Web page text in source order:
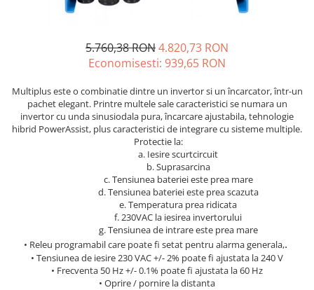
5.760,38 RON4.820,73 RON
Economisesti: 939,65 RON
Multiplus este o combinatie dintre un invertor si un încarcator, într-un
pachet elegant. Printre multele sale caracteristici se numara un
invertor cu unda sinusiodala pura, încarcare ajustabila, tehnologie
hibrid PowerAssist, plus caracteristici de integrare cu sisteme multiple.
Protectie la:
a. Iesire scurtcircuit
b. Suprasarcina
c. Tensiunea bateriei este prea mare
d. Tensiunea bateriei este prea scazuta
e. Temperatura prea ridicata
f. 230VAC la iesirea invertorului
g. Tensiunea de intrare este prea mare
• Releu programabil care poate fi setat pentru alarma generala,.
• Tensiunea de iesire 230 VAC +/- 2% poate fi ajustata la 240 V
• Frecventa 50 Hz +/- 0.1% poate fi ajustata la 60 Hz
• Oprire / pornire la distanta